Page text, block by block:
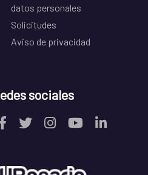
datos personales
Solicitudes
Aviso de privacidad
sociales